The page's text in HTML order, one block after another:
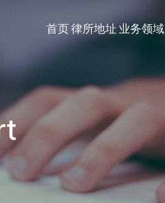
首页律所地址业务领域